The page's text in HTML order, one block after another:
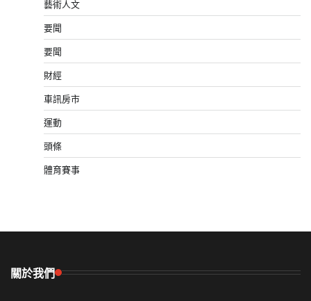
藝術人文
要聞
要聞
財經
車訊房市
運動
頭條
體育賽事
關於我們